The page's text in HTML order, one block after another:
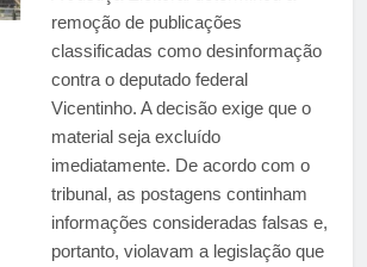
primária em relatório do
Departamento de Estado
5 Dias Ago
Streaming em julho: os
10 filmes mais
comentados do mês
5 Dias Ago
remoção de publicações
classificadas como desinformação
contra o deputado federal
Vicentinho. A decisão exige que o
material seja excluído
imediatamente. De acordo com o
tribunal, as postagens continham
informações consideradas falsas e,
portanto, violavam a legislação que